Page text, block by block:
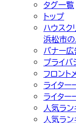
タグ一覧
トップ
ハウスク
浜松市
バナー
プライバ
フロント
ライター
ライター
人気ラ
人気ラ